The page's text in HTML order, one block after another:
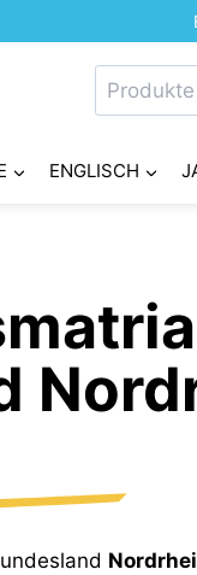
Suchen
nach:
ENGLISCH